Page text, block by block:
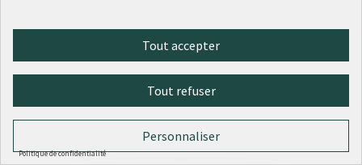
41 - Des plantes grimpantes sur les
grilles des city stades
Tout accepter
Tout refuser
Personnaliser
Politique de confidentialité